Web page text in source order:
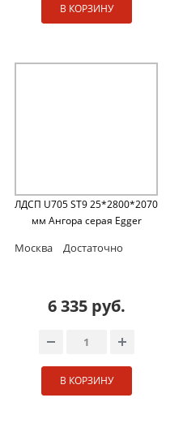
В КОРЗИНУ
ЛДСП U705 ST9 25*2800*2070
мм Ангора серая Egger
Москва Достаточно
6 335 руб.
В КОРЗИНУ